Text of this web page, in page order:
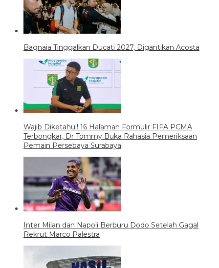
Bagnaia Tinggalkan Ducati 2027, Digantikan Acosta
Wajib Diketahui! 16 Halaman Formulir FIFA PCMA
Terbongkar, Dr Tommy Buka Rahasia Pemeriksaan
Pemain Persebaya Surabaya
Inter Milan dan Napoli Berburu Dodo Setelah Gagal
Rekrut Marco Palestra